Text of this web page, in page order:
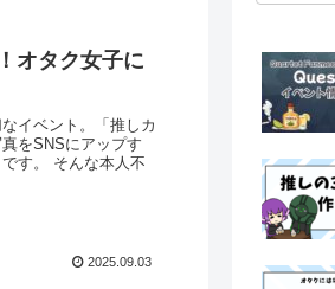
オタク女子に
イベント。「推しカ
をSNSにアップす
す。 そんな本人不
2025.09.03